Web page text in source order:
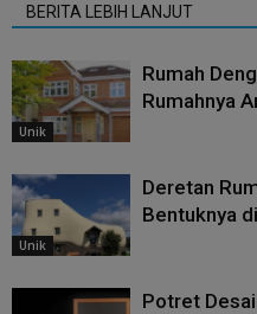
BERITA LEBIH LANJUT
Unik
Rumah
Rumahnya
Unik
Deretan
Bentuknya
Potret